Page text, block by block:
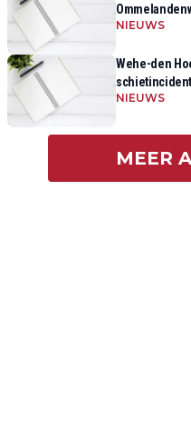
NIEUWS
Wehe-den
NIEUWS
MEER